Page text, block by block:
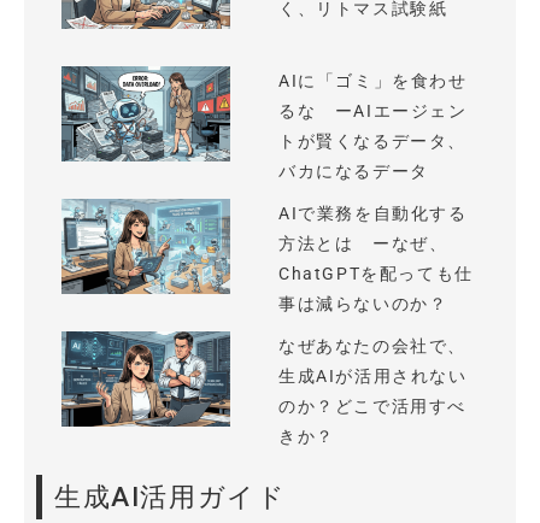
く、リトマス試験紙
AIに「ゴミ」を食わせ
るな ーAIエージェン
トが賢くなるデータ、
バカになるデータ
AIで業務を自動化する
方法とは ーなぜ、
ChatGPTを配っても仕
事は減らないのか？
なぜあなたの会社で、
生成AIが活用されない
のか？どこで活用すべ
きか？
生成AI活用ガイド